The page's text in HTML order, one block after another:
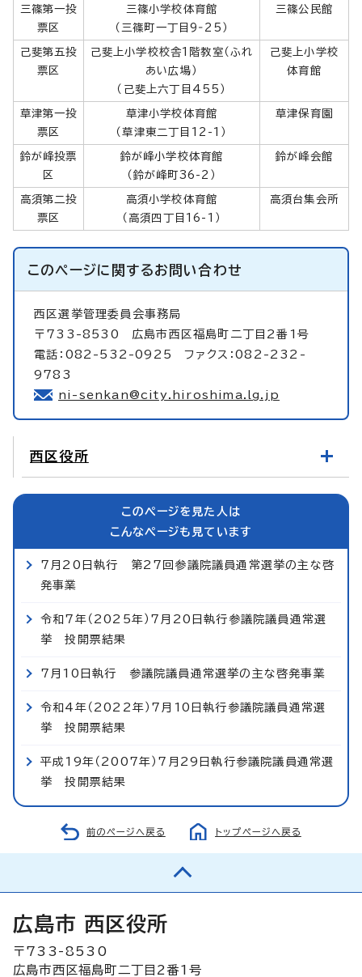
三篠第一投
票区
三篠小学校体育館
（三篠町一丁目9‐25）
三篠公民館
己斐第五投
票区
己斐上小学校校舎1階教室（ふれ
あい広場）
（己斐上六丁目455）
己斐上小学校
体育館
草津第一投
票区
草津小学校体育館
（草津東二丁目12-1）
草津保育園
鈴が峰投票
区
鈴が峰小学校体育館
（鈴が峰町36-2）
鈴が峰会館
高須第二投
票区
高須小学校体育館
（高須四丁目16-1）
高須台集会所
このページに関するお問い合わせ
西区選挙管理委員会事務局
〒733-8530 広島市西区福島町二丁目2番1号
電話：082-532-0925 ファクス：082-232-
9783
ni-senkan@city.hiroshima.lg.jp
西区役所
このページを見た人は
こんなページも見ています
7月20日執行 第27回参議院議員通常選挙の主な啓
発事業
令和7年（2025年）7月20日執行参議院議員通常選
挙 投開票結果
7月10日執行 参議院議員通常選挙の主な啓発事業
令和4年（2022年）7月10日執行参議院議員通常選
挙 投開票結果
平成19年（2007年）7月29日執行参議院議員通常選
挙 投開票結果
前のページへ戻る トップページへ戻る
広島市 西区役所
〒733-8530
広島市西区福島町二丁目2番1号